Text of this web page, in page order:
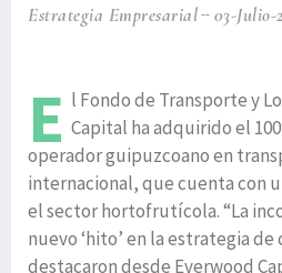
Estrategia Empresarial 03-Julio-
E l Fondo de Transporte y
Capital ha adquirido el
operador guipuzcoano en
internacional, que cuenta con
el sector hortofrutícola. “La
nuevo ‘hito’ en la estrategia
destacaron desde Everwood